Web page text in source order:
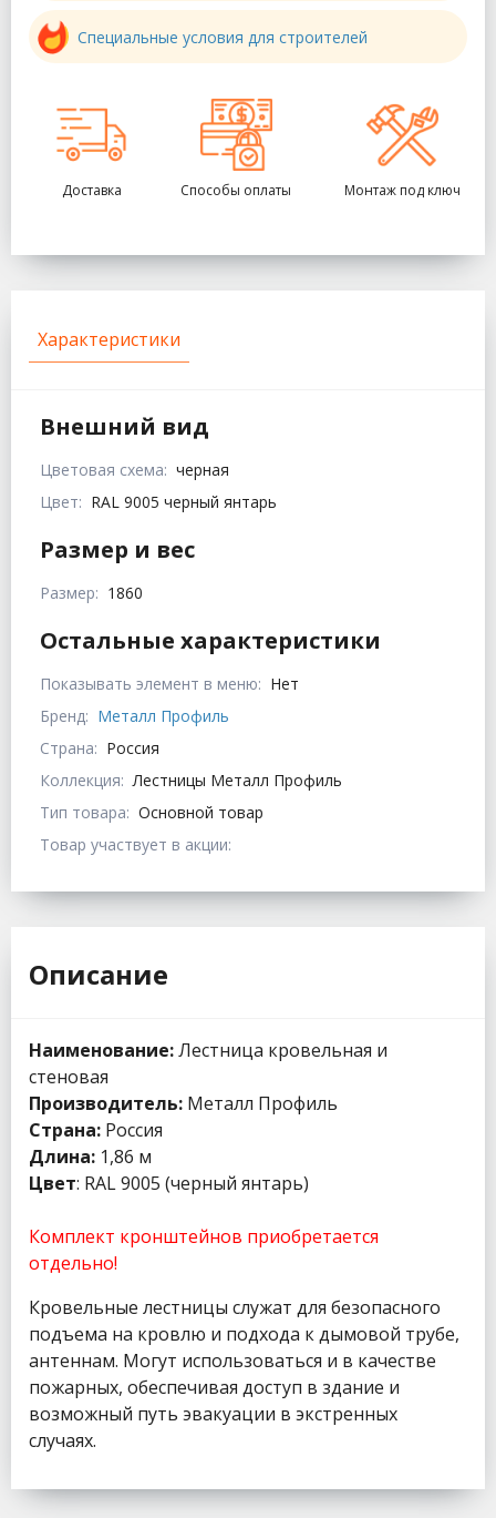
Специальные условия для строителей
Доставка Способы оплаты Монтаж под ключ
Характеристики
Внешний вид
Цветовая схема: черная
Цвет: RAL 9005 черный янтарь
Размер и вес
Размер: 1860
Остальные характеристики
Показывать элемент в меню: Нет
Бренд: Металл Профиль
Страна: Россия
Коллекция: Лестницы Металл Профиль
Тип товара: Основной товар
Товар участвует в акции:
Описание
Наименование:Лестница кровельная и
стеновая
Производитель: Металл Профиль
Страна: Россия
Длина: 1,86 м
Цвет: RAL 9005 (черный янтарь)
Комплект кронштейнов приобретается
отдельно!
Кровельные лестницы служат для безопасного
подъема на кровлю и подхода к дымовой трубе,
антеннам. Могут использоваться и в качестве
пожарных, обеспечивая доступ в здание и
возможный путь эвакуации в экстренных
случаях.